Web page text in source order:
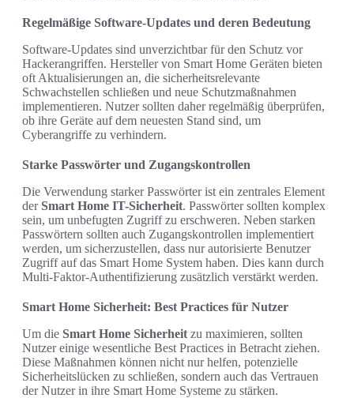
Regelmäßige Software-Updates und deren Bedeutung
Software-Updates sind unverzichtbar für den Schutz vor
Hackerangriffen. Hersteller von Smart Home Geräten bieten
oft Aktualisierungen an, die sicherheitsrelevante
Schwachstellen schließen und neue Schutzmaßnahmen
implementieren. Nutzer sollten daher regelmäßig überprüfen,
ob ihre Geräte auf dem neuesten Stand sind, um
Cyberangriffe zu verhindern.
Starke Passwörter und Zugangskontrollen
Die Verwendung starker Passwörter ist ein zentrales Element
derSmart Home IT-Sicherheit. Passwörter sollten komplex
sein, um unbefugten Zugriff zu erschweren. Neben starken
Passwörtern sollten auch Zugangskontrollen implementiert
werden, um sicherzustellen, dass nur autorisierte Benutzer
Zugriff auf das Smart Home System haben. Dies kann durch
Multi-Faktor-Authentifizierung zusätzlich verstärkt werden.
Smart Home Sicherheit: Best Practices für Nutzer
Um die Smart Home Sicherheit zu maximieren, sollten
Nutzer einige wesentliche Best Practices in Betracht ziehen.
Diese Maßnahmen können nicht nur helfen, potenzielle
Sicherheitslücken zu schließen, sondern auch das Vertrauen
der Nutzer in ihre Smart Home Systeme zu stärken.